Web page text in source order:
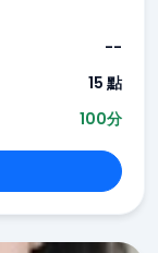
--
15 點
100分